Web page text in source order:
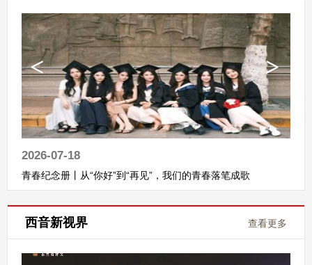
2026-07-18
青春纪念册丨从“你好”到“再见”，我们的青春落笔成歌
西音新视界 查看更多